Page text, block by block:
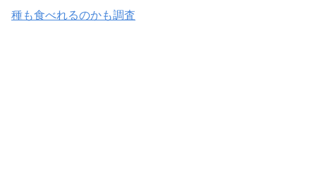
種も食べれるのかも調査